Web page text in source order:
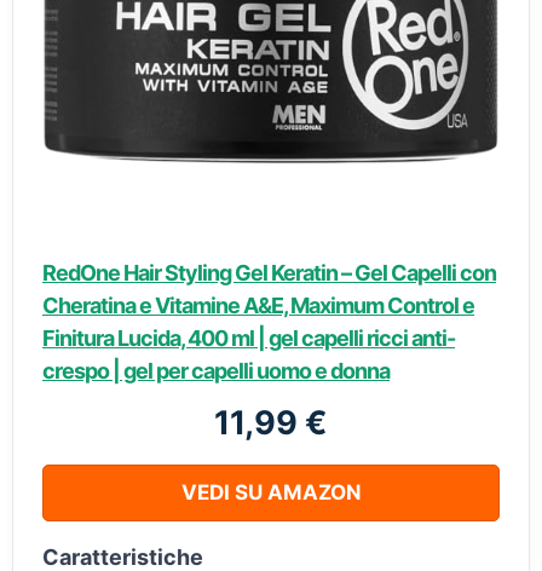
RedOne Hair Styling Gel Keratin – Gel Capelli con
Cheratina e Vitamine A&E, Maximum Control e
Finitura Lucida, 400 ml | gel capelli ricci anti-
crespo | gel per capelli uomo e donna
11,99 €
VEDI SU AMAZON
Caratteristiche